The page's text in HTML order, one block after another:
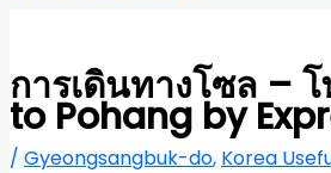
การเดินทางโซล –
to Pohang by
/ Gyeongsangbuk-do, Korea